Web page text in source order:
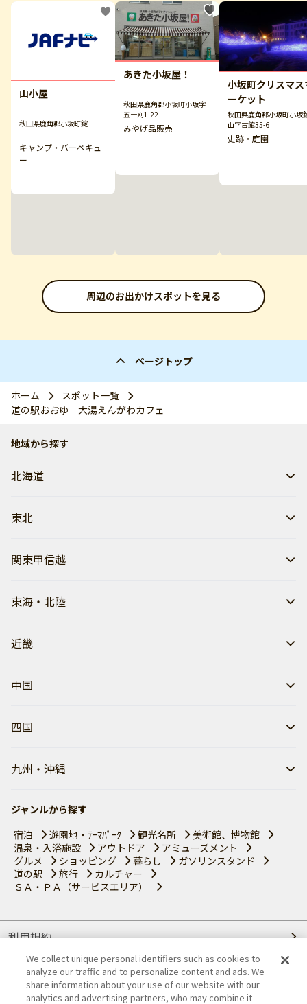
山小屋
秋田県鹿角郡小坂町錠
キャンプ・バーベキュ
ー
あきた小坂屋！
秋田県鹿角郡小坂町小坂字
五十刈1-22
みやげ品販売
小坂町クリスマス
ーケット
秋田県鹿角郡小坂町小坂
山字古館35-6
史跡・庭園
周辺のお出かけスポットを見る
ページトップ
ホーム
スポット一覧
道の駅おおゆ 大湯えんがわカフェ
地域から探す
北海道
東北
関東甲信越
東海・北陸
近畿
中国
四国
九州・沖縄
ジャンルから探す
宿泊
遊園地・ﾃｰﾏﾊﾟｰｸ 観光名所
美術館、博物館
温泉・入浴施設
アウトドア
アミューズメント
グルメ
ショッピング 暮らし
ガソリンスタンド
道の駅
旅行
カルチャー
ＳＡ・ＰＡ（サービスエリア）
利用規約
個人情報の取り扱いについて
会員優待サービスの提携をご検討の方へ
We collect unique personal identifiers such as cookies to
analyze our traffic and to personalize content and ads. We
share information about your use of our website with our
analytics and advertising partners, who may combine it